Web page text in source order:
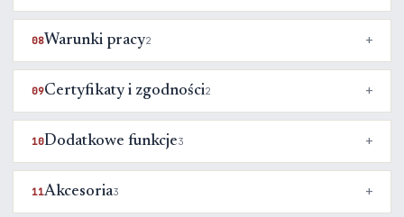
08Warunki pracy2
09Certyfikaty i zgodności2
10Dodatkowe funkcje3
11Akcesoria3